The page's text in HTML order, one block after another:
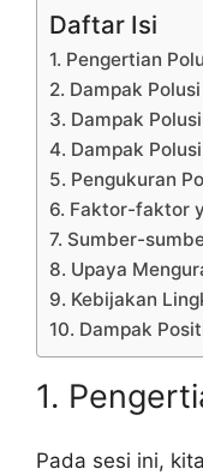
Daftar Isi
1. Pengertian
2. Dampak
3. Dampak
4. Dampak
5. Pengukuran
6. Faktor-faktor
7. Sumber-
8. Upaya
9. Kebijakan
10. Dampak
1.
Pada sesi ini,